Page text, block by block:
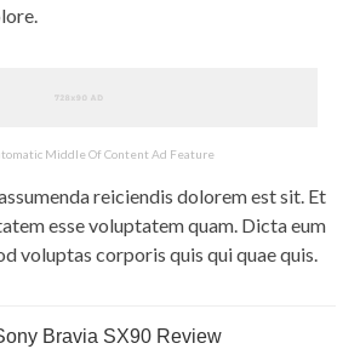
Middle Of Content Ad Feature
reiciendis dolorem est sit. Et
esse voluptatem quam. Dicta eum
voluptas corporis quis qui quae quis.
Bravia SX90 Review